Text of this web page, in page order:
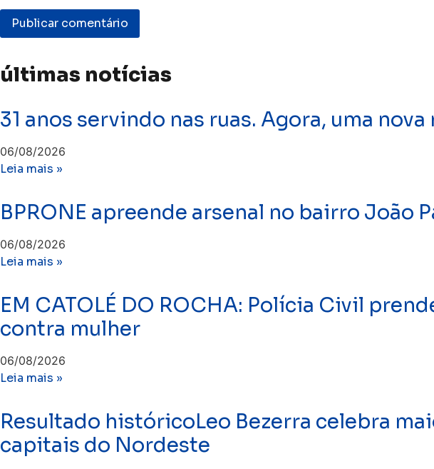
últimas notícias
31 anos servindo nas ruas. Agora, uma
06/08/2026
Leia mais »
BPRONE apreende arsenal no bairro João
06/08/2026
Leia mais »
EM CATOLÉ DO ROCHA: Polícia Civil
contra mulher
06/08/2026
Leia mais »
Resultado históricoLeo Bezerra celebra
capitais do Nordeste